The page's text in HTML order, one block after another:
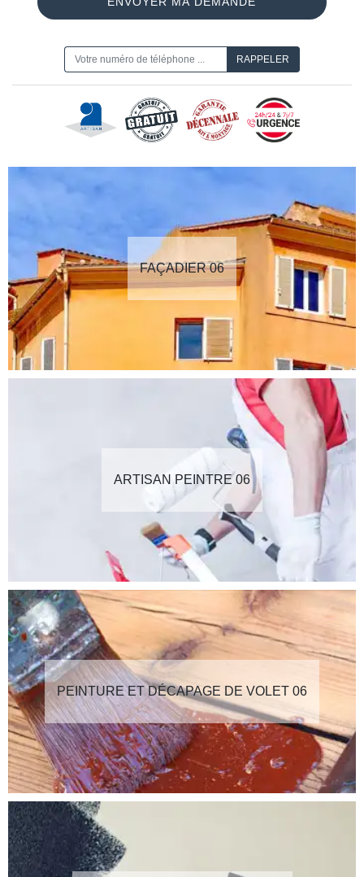
FAÇADIER 06
ARTISAN PEINTRE 06
PEINTURE ET DÉCAPAGE DE VOLET 06